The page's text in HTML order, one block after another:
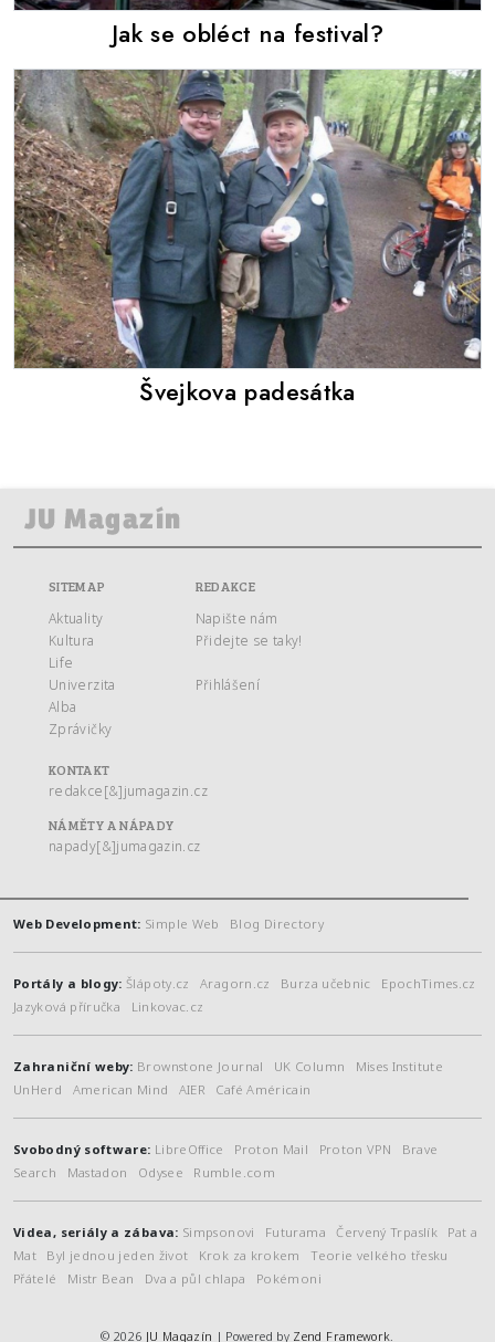
Jak se obléct na festival?
Švejkova padesátka
SITEMAP
Aktuality
Kultura
Life
Univerzita
Alba
Zprávičky
REDAKCE
Napište nám
Přidejte se taky!
Přihlášení
KONTAKT
redakce[&]jumagazin.cz
NÁMĚTY A NÁPADY
napady[&]jumagazin.cz
Web Development: Simple Web Blog Directory
Portály a blogy:Šlápoty.cz Aragorn.cz Burza učebnic
EpochTimes.cz
Jazyková příručka
Linkovac.cz
Zahraniční weby: Brownstone Journal UK Column
Mises Institute
UnHerd
American Mind AIER Café Américain
Svobodný software: LibreOffice Proton Mail Proton VPN
Brave
Search
Mastadon Odysee Rumble.com
Videa, seriály a zábava: Simpsonovi Futurama Červený Trpaslík
Pat a
Mat
Byl jednou jeden život Krok za krokem
Teorie velkého třesku
Přátelé
Mistr Bean Dva a půl chlapa Pokémoni
© 2026 JU Magazín | Powered by Zend Framework.